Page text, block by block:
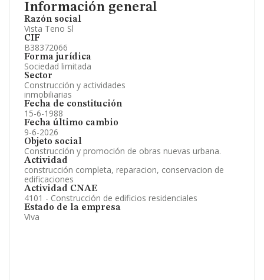
Información general
Razón social
Vista Teno Sl
CIF
B38372066
Forma jurídica
Sociedad limitada
Sector
Construcción y actividades
inmobiliarias
Fecha de constitución
15-6-1988
Fecha último cambio
9-6-2026
Objeto social
Construcción y promoción de obras nuevas urbana.
Actividad
construcción completa, reparacion, conservacion de
edificaciones
Actividad CNAE
4101 - Construcción de edificios residenciales
Estado de la empresa
Viva